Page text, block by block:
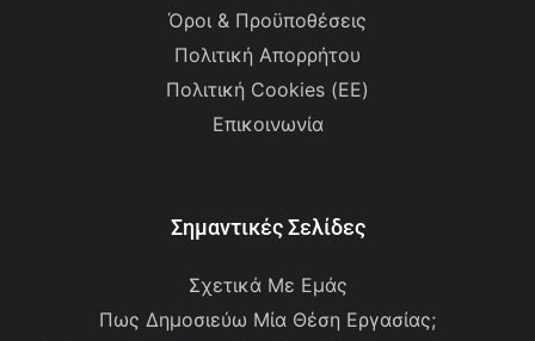
Όροι & Προϋποθέσεις
Πολιτική Απορρήτου
Πολιτική Cookies (ΕΕ)
Επικοινωνία
Σημαντικές Σελίδες
Σχετικά Με Εμάς
Πως Δημοσιεύω Μία Θέση Εργασίας;